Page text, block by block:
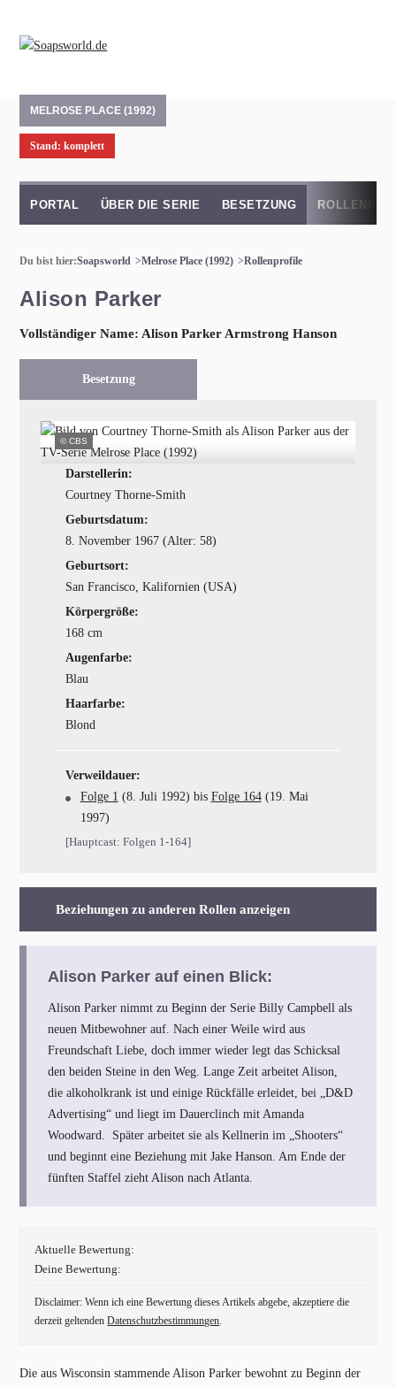
MELROSE PLACE (1992)
Stand: komplett
PORTAL ÜBER DIE SERIE BESETZUNG
Du bist hier:Soapsworld Melrose Place (1992) Rollenprofile
Alison Parker
Vollständiger Name: Alison Parker Armstrong Hanson
Besetzung
© CBS
Darstellerin:
Courtney Thorne-Smith
Geburtsdatum:
8. November 1967 (Alter: 58)
Geburtsort:
San Francisco, Kalifornien (USA)
Körpergröße:
168 cm
Augenfarbe:
Blau
Haarfarbe:
Blond
Verweildauer:
Folge 1 (8. Juli 1992) bis Folge 164(19. Mai
1997)
[Hauptcast: Folgen 1-164]
Beziehungen zu anderen Rollen anzeigen
Alison Parker auf einen Blick:
Alison Parker nimmt zu Beginn der Serie Billy Campbell als
neuen Mitbewohner auf. Nach einer Weile wird aus
Freundschaft Liebe, doch immer wieder legt das Schicksal
den beiden Steine in den Weg. Lange Zeit arbeitet Alison,
die alkoholkrank ist und einige Rückfälle erleidet, bei „D&D
Advertising“ und liegt im Dauerclinch mit Amanda
Woodward. Später arbeitet sie als Kellnerin im „Shooters“
und beginnt eine Beziehung mit Jake Hanson. Am Ende der
fünften Staffel zieht Alison nach Atlanta.
Aktuelle Bewertung:
Deine Bewertung:
Disclaimer: Wenn ich eine Bewertung dieses Artikels abgebe, akzeptiere die
derzeit geltendenDatenschutzbestimmungen.
Die aus Wisconsin stammende Alison Parker bewohnt zu Beginn der